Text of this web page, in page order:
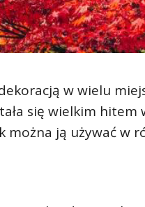
w wielu
się wielkim hitem
ją używać w